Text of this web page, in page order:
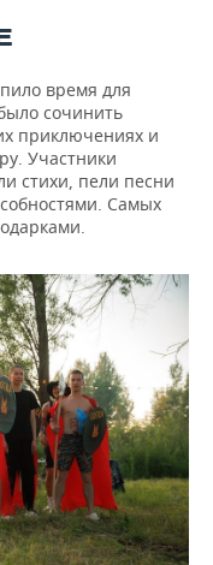
время для
сочинить
приключениях и
Участники
стихи, пели песни
Самых